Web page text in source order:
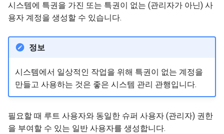
시스템에 특권을 가진 또는 특권이 없는 (관리자가 아닌) 사
용자 계정을 생성할 수 있습니다.
정보
시스템에서 일상적인 작업을 위해 특권이 없는 계정을
만들고 사용하는 것은 좋은 시스템 관리 관행입니다.
필요할 때 루트 사용자와 동일한 슈퍼 사용자 (관리자) 권한
을 부여할 수 있는 일반 사용자를 생성합니다.